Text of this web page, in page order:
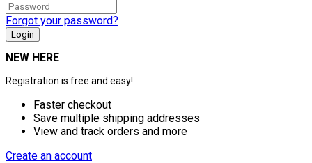
Forgot your password?
NEW HERE
Registration is free and easy!
Faster checkout
Save multiple shipping addresses
View and track orders and more
Create an account